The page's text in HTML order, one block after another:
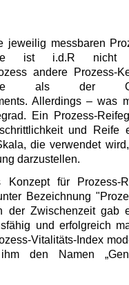
jeweilig messbaren
ist i.d.R
andere Prozess-
als der
Allerdings – was
Ein Prozess-
und
die verwendet
darzustellen.
Konzept für Prozess-
Bezeichnung
der Zwischenzeit gab
und erfolgreich
Vitalitäts-Index
den Namen